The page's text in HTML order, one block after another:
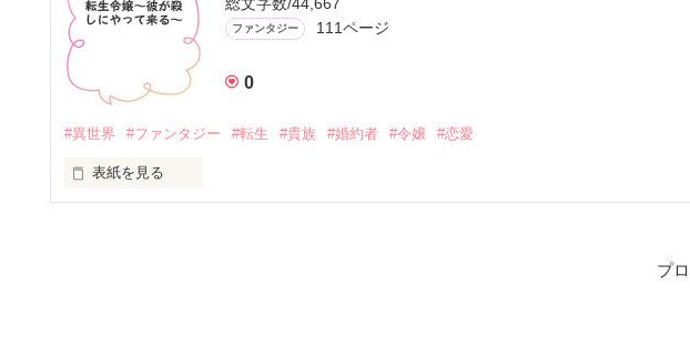
※【小説家になろう】にて同名での投稿掲載をしています。
※読む方によってはお気に召さないかもしれません。
作品を読む
それはかねてよりの想い人、アイリスの姿。
アイリスがカークスに告げた言葉によって、動き出す人間関係とそれぞれの想い……。
※主な登場人物。
★カークス・ウォーカー
ウォーカー伯爵家の嫡男。
★メリル・ベネット
ベネット子爵家の令嬢。
総文字数/44,667
ファンタジー 111ページ
0
#異世界 #ファンタジー #転生 #貴族 #婚約者 #令嬢 #恋愛
表紙を見る
プ